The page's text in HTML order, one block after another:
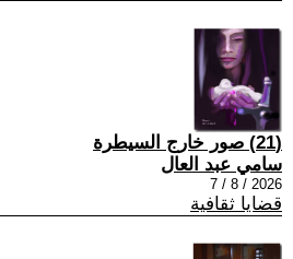
(21) صور خارج السيطرة
سامي عبد العال
2026 / 8 / 7
قضايا ثقافية